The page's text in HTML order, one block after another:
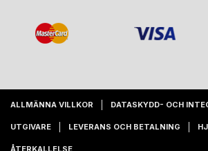
ALLMÄNNA VILLKOR DATASKYDD- OCH
UTGIVARE LEVERANS OCH BETALNING
ÅTERKALLELSE